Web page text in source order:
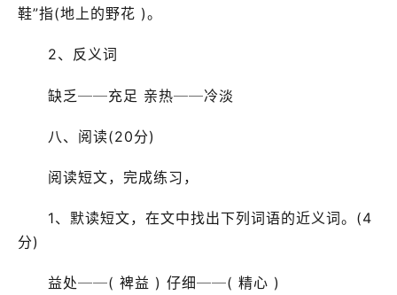
鞋”指(地上的野花 )。
2、反义词
缺乏──充足 亲热──冷淡
八、阅读(20分)
阅读短文，完成练习，
1、默读短文，在文中找出下列词语的近义词。(4
分)
益处──( 裨益 ) 仔细──( 精心 )